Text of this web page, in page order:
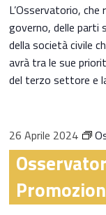
L’Osservatorio,
governo, delle parti
della società civile
avrà tra le sue
del terzo settore e
26 Aprile 2024